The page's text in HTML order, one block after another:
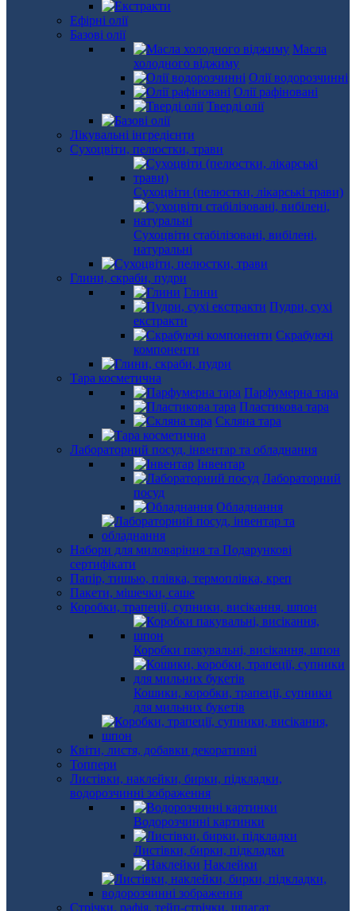
Ефірні олії
Базові олії
Масла
холодного віджиму
Олії водорозчинні
Олії рафіновані
Тверді олії
Лікувальні інгредієнти
Сухоцвіти, пелюстки, трави
Сухоцвіти (пелюстки, лікарські трави)
Сухоцвіти стабілізовані, вибілені,
натуральні
Глини, скраби, пудри
Глини
Пудри, сухі
екстракти
Скрабуючі
компоненти
Тара косметична
Парфумерна тара
Пластикова тара
Скляна тара
Лабораторний посуд, інвентар та обладнання
Інвентар
Лабораторний
посуд
Обладнання
Набори для миловаріння та Подарункові
сертифікати
Папір, тишью, плівка, термоплівка, креп
Пакети, мішечки, саше
Коробки, трапеції, супники, висікання, шпон
Коробки пакувальні, висікання, шпон
Кошики, коробки, трапеції, супники
для мильних букетів
Квіти, листя, добавки декоративні
Топпери
Листівки, наклейки, бирки, підкладки,
водорозчинні зображення
Водорозчинні картинки
Листівки, бирки, підкладки
Наклейки
Стрічки, рафія, тейп-стрічки, шпагат